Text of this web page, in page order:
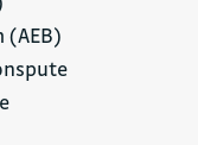
(AEB)